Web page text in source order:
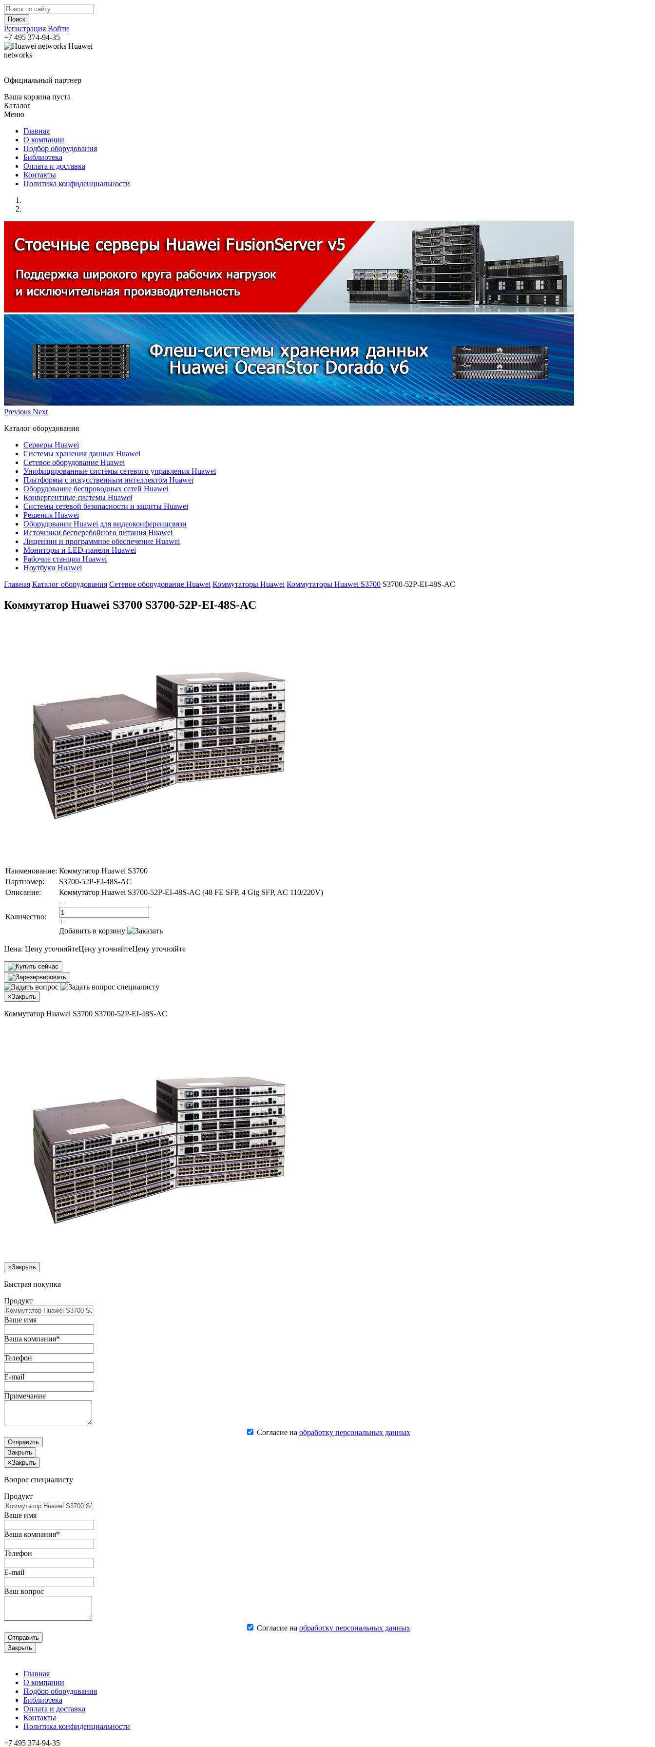
Регистрация Войти
+7 495 374-94-35
Huawei
networks
Официальный партнер
Ваша корзина пуста
Каталог
Меню
Главная
О компании
Подбор оборудования
Библиотека
Оплата и доставка
Контакты
Политика конфиденциальности
Previous Next
Каталог оборудования
Серверы Huawei
Системы хранения данных Huawei
Сетевое оборудование Huawei
Унифицированные системы сетевого управления Huawei
Платформы с искусственным интеллектом Huawei
Оборудование беспроводных сетей Huawei
Конвергентные системы Huawei
Системы сетевой безопасности и защиты Huawei
Решения Huawei
Оборудование Huawei для видеоконференцсвязи
Источники бесперебойного питания Huawei
Лицензии и программное обеспечение Huawei
Мониторы и LED-панели Huawei
Рабочие станции Huawei
Ноутбуки Huawei
Главная Каталог оборудования Сетевое оборудование Huawei Коммутаторы Huawei Коммутаторы Huawei S3700 S3700-52P-EI-48S-AC
Коммутатор Huawei S3700 S3700-52P-EI-48S-AC
Наименование: Коммутатор Huawei S3700
Партномер:
S3700-52P-EI-48S-AC
Описание:
Коммутатор Huawei S3700-52P-EI-48S-AC (48 FE SFP, 4 Gig SFP, AC 110/220V)
Количество:
–
+
Добавить в корзину
Цена: Цену уточняйтеЦену уточняйтеЦену уточняйте
×Закрыть
Коммутатор Huawei S3700 S3700-52P-EI-48S-AC
×Закрыть
Быстрая покупка
Продукт
Ваше имя
Ваша компания*
Телефон
E-mail
Примечание
Согласие на обработку персональных данных
Отправить
Закрыть
×Закрыть
Вопрос специалисту
Продукт
Ваше имя
Ваша компания*
Телефон
E-mail
Ваш вопрос
Согласие на обработку персональных данных
Отправить
Закрыть
Главная
О компании
Подбор оборудования
Библиотека
Оплата и доставка
Контакты
Политика конфиденциальности
+7 495 374-94-35